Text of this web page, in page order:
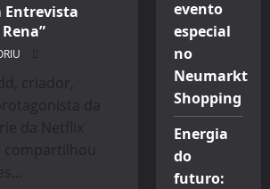
Entrevista
criador,
da
da Netflix
compartilhou
evento
especial
no
Neumarkt
Shopping
Energia
do
futuro: